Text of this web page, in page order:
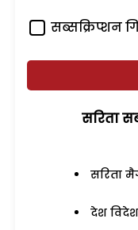
सब्सक्रिप्शन
सरिता
सरिता
देश